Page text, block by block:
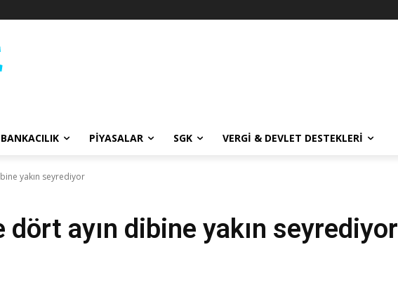
PIYASALAR SGK VERGI & DEVLET DESTEKLERI
yakın seyrediyor
ayın dibine yakın seyrediyor